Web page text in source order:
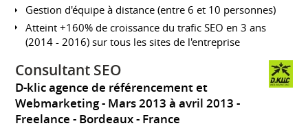
Gestion d'équipe à distance (entre 6 et 10 personnes)
Atteint +160% de croissance du trafic SEO en 3 ans
(2014 - 2016) sur tous les sites de l'entreprise
Consultant SEO
D-klic agence de référencement et
Webmarketing
Mars 2013 à avril 2013
Freelance
Bordeaux France